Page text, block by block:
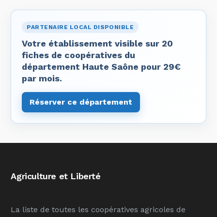
PARTENAIRE LOCAL DISPONIBLE
Votre établissement visible sur 20
fiches de coopératives du
département Haute Saône pour 29€
par mois.
Réserver ce département
Agriculture et Liberté
La liste de toutes les coopératives agricoles de